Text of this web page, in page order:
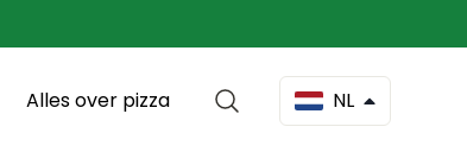
Alles over pizza NL